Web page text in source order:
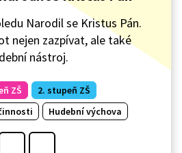
Narodil se Kristus Pán.
nejen zazpívat, ale také
nástroj.
ZŠ
2. stupeň ZŠ
Hudební výchova